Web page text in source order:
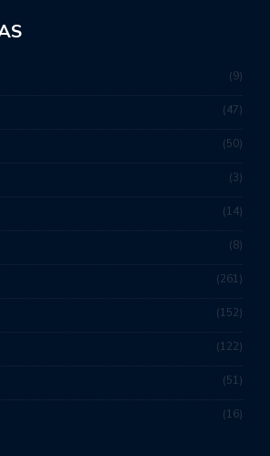
9
47
50
3
14
8
261
152
122
51
16